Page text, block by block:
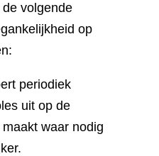
volgende
op
periodiek
uit op de
waar nodig